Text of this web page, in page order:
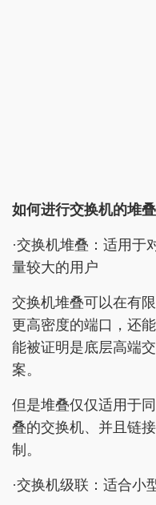
如何进行交换机的堆
·交换机堆叠：适用于
量较大的用户
交换机堆叠可以在有
更高密度的端口，还
能被证明是底层高端
案。
但是堆叠仅仅适用于
叠的交换机、并且链
制。
·交换机级联：适合小